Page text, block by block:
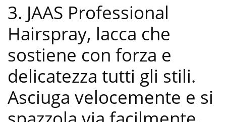
3. JAAS Professional
Hairspray, lacca che
sostiene con forza e
delicatezza tutti gli stili.
Asciuga velocemente e si